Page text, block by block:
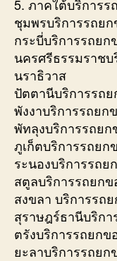
5. ภาคใต้บริการร
ชุมพรบริการรถย
กระบี่บริการรถยก
นครศรีธรรมราช
นราธิวาส
ปัตตานีบริการรถ
พังงาบริการรถยก
พัทลุงบริการรถยก
ภูเก็ตบริการรถยก
ระนองบริการรถย
สตูลบริการรถยก
สงขลา บริการรถ
สุราษฎร์ธานีบริก
ตรังบริการรถยกข
ยะลาบริการรถยก